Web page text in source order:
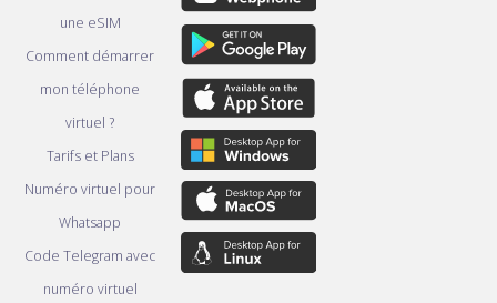
une eSIM
Comment démarrer
mon téléphone
virtuel ?
Tarifs et Plans
Numéro virtuel pour
Whatsapp
Code Telegram avec
numéro virtuel